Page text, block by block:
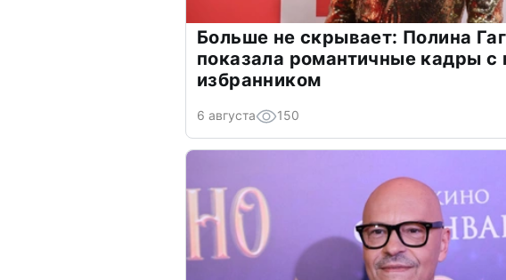
Больше не скрывает: Полина
показала романтичные кадры с
избранником
6 августа 150